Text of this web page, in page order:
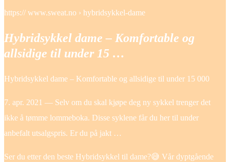
https:// www.sweat.no › hybridsykkel-dame
Hybridsykkel dame – Komfortable og
allsidige til under 15 …
Hybridsykkel dame – Komfortable og allsidige til under 15 000
7. apr. 2021 — Selv om du skal kjøpe deg ny sykkel trenger det
ikke å tømme lommeboka. Disse syklene får du her til under
anbefalt utsalgspris. Er du på jakt …
Ser du etter den beste Hybridsykkel til dame?😅 Vår dyptgående